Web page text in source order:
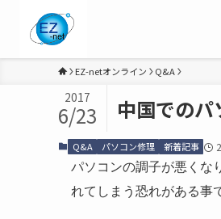
EZ-netオンライン Q&A
中国での
2017
6/23
Q&A パソコン修理 新着記事
パソコンの調子が悪くな
れてしまう恐れがある事